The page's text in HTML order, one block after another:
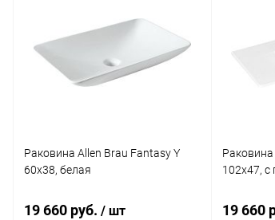
Купить в 1 клик Сравнение
В избранное Под заказ
Раковина Allen Brau Fantasy Y
60x38, белая
19 660 руб. / шт
102x47, с
19 660